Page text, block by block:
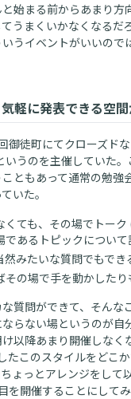
始まる前からあまり方
うまくいかなくなるだ
うイベントがいいので
軽に発表できる空
御徒町にてクローズド
うのを主催していた
ともあって通常の勉強
いた。
くても、その場でトー
であるトピックについ
然みたいな質問でもでき
その場で手を動かしたり
質問ができて、そんな
らない場というのが自
以降あまり開催しなく
たこのスタイルをどこ
ょっとアレンジをして
を開催することにしてみ